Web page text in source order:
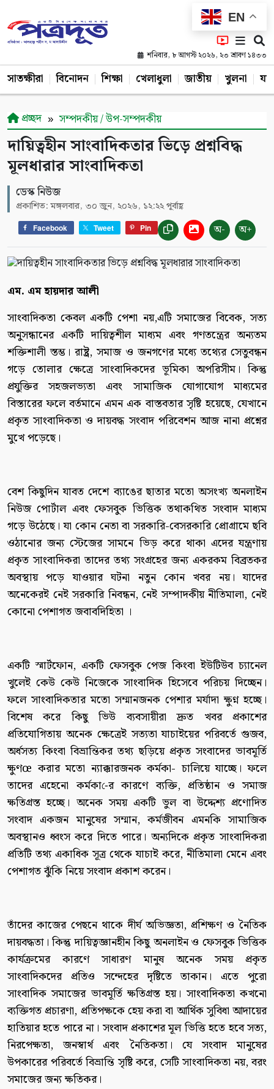
EN
শনিবার, ৮ আগস্ট ২০২৬, ২৩ শ্রাবণ ১৪৩৩
সাতক্ষীরা বিনোদন শিক্ষা খেলাধুলা জাতীয় খুলনা
প্রচ্ছদ সম্পদকীয় / উপ-সম্পদকীয়
দায়িত্বহীন সাংবাদিকতার ভিড়ে প্রশ্নবিদ্ধ
মূলধারার সাংবাদিকতা
ডেস্ক নিউজ
প্রকাশিত: মঙ্গলবার, ৩০ জুন, ২০২৬, ১২:২২ পূর্বাহ্ণ
Facebook Tweet Pin অ- অ+
এম. এম হায়দার আলী
সাংবাদিকতা কেবল একটি পেশা নয়,এটি সমাজের বিবেক, সত্য
অনুসন্ধানের একটি দায়িত্বশীল মাধ্যম এবং গণতন্ত্রের অন্যতম
শক্তিশালী স্তম্ভ। রাষ্ট্র, সমাজ ও জনগণের মধ্যে তথ্যের সেতুবন্ধন
গড়ে তোলার ক্ষেত্রে সাংবাদিকদের ভূমিকা অপরিসীম। কিন্তু
প্রযুক্তির সহজলভ্যতা এবং সামাজিক যোগাযোগ মাধ্যমের
বিস্তারের ফলে বর্তমানে এমন এক বাস্তবতার সৃষ্টি হয়েছে, যেখানে
প্রকৃত সাংবাদিকতা ও দায়বদ্ধ সংবাদ পরিবেশন আজ নানা প্রশ্নের
মুখে পড়েছে।
বেশ কিছুদিন যাবত দেশে ব্যাঙের ছাতার মতো অসংখ্য অনলাইন
নিউজ পোর্টাল এবং ফেসবুক ভিত্তিক তথাকথিত সংবাদ মাধ্যম
গড়ে উঠেছে। যা কোন নেতা বা সরকারি-বেসরকারি প্রোগ্রামে ছবি
ওঠানোর জন্য স্টেজের সামনে ভিড় করে থাকা এদের যন্ত্রণায়
প্রকৃত সাংবাদিকরা তাদের তথ্য সংগ্রহের জন্য একরকম বিব্রতকর
অবস্থায় পড়ে যাওয়ার ঘটনা নতুন কোন খবর নয়। যাদের
অনেকেরই নেই সরকারি নিবন্ধন, নেই সম্পাদকীয় নীতিমালা, নেই
কোনো পেশাগত জবাবদিহিতা ।
একটি স্মার্টফোন, একটি ফেসবুক পেজ কিংবা ইউটিউব চ্যানেল
খুলেই কেউ কেউ নিজেকে সাংবাদিক হিসেবে পরিচয় দিচ্ছেন।
ফলে সাংবাদিকতার মতো সম্মানজনক পেশার মর্যাদা ক্ষুণ্ন হচ্ছে।
বিশেষ করে কিছু ভিউ ব্যবসায়ীরা দ্রুত খবর প্রকাশের
প্রতিযোগিতায় অনেক ক্ষেত্রেই সত্যতা যাচাইয়ের পরিবর্তে গুজব,
অর্ধসত্য কিংবা বিভ্রান্তিকর তথ্য ছড়িয়ে প্রকৃত সংবাদের ভাবমূর্তি
ক্ষুণœ করার মতো ন্যাক্কারজনক কর্মকা- চালিয়ে যাচ্ছে। ফলে
তাদের এহেনো কর্মকা-ের কারণে ব্যক্তি, প্রতিষ্ঠান ও সমাজ
ক্ষতিগ্রস্ত হচ্ছে। অনেক সময় একটি ভুল বা উদ্দেশ্য প্রণোদিত
সংবাদ একজন মানুষের সম্মান, কর্মজীবন এমনকি সামাজিক
অবস্থানও ধ্বংস করে দিতে পারে। অন্যদিকে প্রকৃত সাংবাদিকরা
প্রতিটি তথ্য একাধিক সূত্র থেকে যাচাই করে, নীতিমালা মেনে এবং
পেশাগত ঝুঁকি নিয়ে সংবাদ প্রকাশ করেন।
তাঁদের কাজের পেছনে থাকে দীর্ঘ অভিজ্ঞতা, প্রশিক্ষণ ও নৈতিক
দায়বদ্ধতা। কিন্তু দায়িত্বজ্ঞানহীন কিছু অনলাইন ও ফেসবুক ভিত্তিক
কার্যক্রমের কারণে সাধারণ মানুষ অনেক সময় প্রকৃত
সাংবাদিকদের প্রতিও সন্দেহের দৃষ্টিতে তাকান। এতে পুরো
সাংবাদিক সমাজের ভাবমূর্তি ক্ষতিগ্রস্ত হয়। সাংবাদিকতা কখনো
ব্যক্তিগত প্রচারণা, প্রতিপক্ষকে হেয় করা বা আর্থিক সুবিধা আদায়ের
হাতিয়ার হতে পারে না। সংবাদ প্রকাশের মূল ভিত্তি হতে হবে সত্য,
নিরপেক্ষতা, জনস্বার্থ এবং নৈতিকতা। যে সংবাদ মানুষের
উপকারের পরিবর্তে বিভ্রান্তি সৃষ্টি করে, সেটি সাংবাদিকতা নয়, বরং
সমাজের জন্য ক্ষতিকর।